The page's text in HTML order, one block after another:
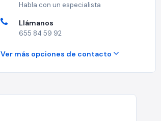
Habla con un especialista
Llámanos
655 84 59 92
Ver más opciones de contacto